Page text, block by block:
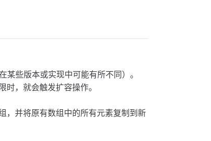
些版本或实现中可能有所不同）。
，就会触发扩容操作。
，并将原有数组中的所有元素复制到新